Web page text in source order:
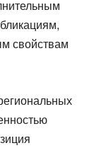
свойствам